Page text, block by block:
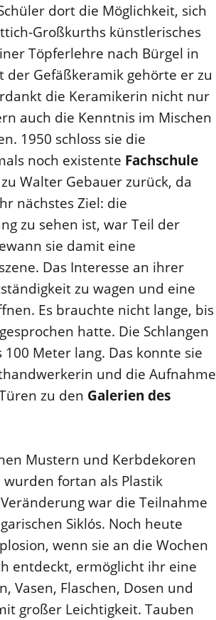
dort die Möglichkeit, sich
Großkurths künstlerisches
Töpferlehre nach Bürgel in
der Gefäßkeramik gehörte er zu
die Keramikerin nicht nur
auch die Kenntnis im Mischen
1950 schloss sie die
noch existente Fachschule
Walter Gebauer zurück, da
nächstes Ziel: die
zu sehen ist, war Teil der
sie damit eine
Das Interesse an ihrer
zu wagen und eine
Es brauchte nicht lange, bis
hatte. Die Schlangen
Meter lang. Das konnte sie
und die Aufnahme
zu den Galerien des
Mustern und Kerbdekoren
fortan als Plastik
war die Teilnahme
Siklós. Noch heute
wenn sie an die Wochen
entdeckt, ermöglicht ihr eine
Vasen, Flaschen, Dosen und
großer Leichtigkeit. Tauben